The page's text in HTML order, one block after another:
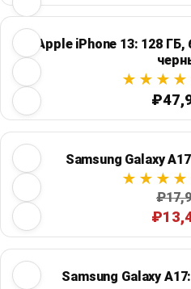
Apple iPhone 13: 128
Samsung Galaxy
Samsung Galaxy